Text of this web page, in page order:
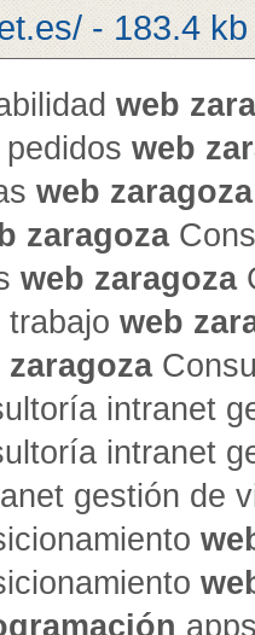
- 183.4 kb
web
web
web zaragoza
zaragoza
web zaragoza
trabajo web
zaragoza
intranet
intranet
gestión de